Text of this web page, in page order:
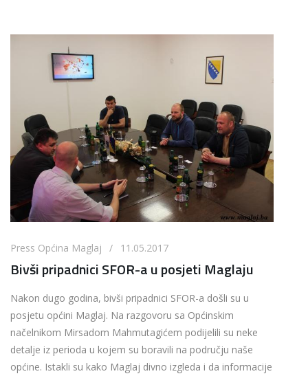
Press Općina Maglaj / 11.05.2017
Bivši pripadnici SFOR-a u posjeti Maglaju
Nakon dugo godina, bivši pripadnici SFOR-a došli su u
posjetu općini Maglaj. Na razgovoru sa Općinskim
načelnikom Mirsadom Mahmutagićem podijelili su neke
detalje iz perioda u kojem su boravili na području naše
općine. Istakli su kako Maglaj divno izgleda i da informacije